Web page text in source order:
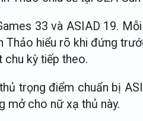
33 và ASIAD 19.
Thảo hiểu rõ khi đứng
chu kỳ tiếp theo.
trọng điểm chuẩn bị
mở cho nữ xạ thủ này.